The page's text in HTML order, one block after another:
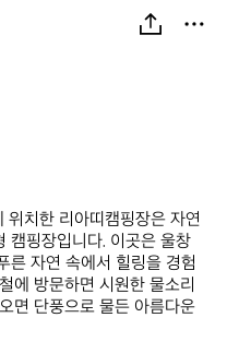
치한 리아띠캠핑장은 자연
캠핑장입니다. 이곳은 울창
른 자연 속에서 힐링을 경험
에 방문하면 시원한 물소리
면 단풍으로 물든 아름다운